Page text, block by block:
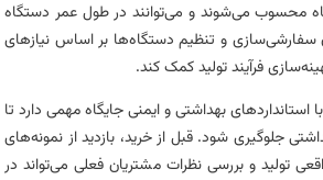
محسوب می‌شوند و می‌توانند در طول عمر دستگاه
سفارشی‌سازی و تنظیم دستگاه‌ها بر اساس نیازهای
فرآیند تولید کمک کند.
استانداردهای بهداشتی و ایمنی جایگاه مهمی دارد تا
جلوگیری شود. قبل از خرید، بازدید از نمونه‌های
تولید و بررسی نظرات مشتریان فعلی می‌تواند در